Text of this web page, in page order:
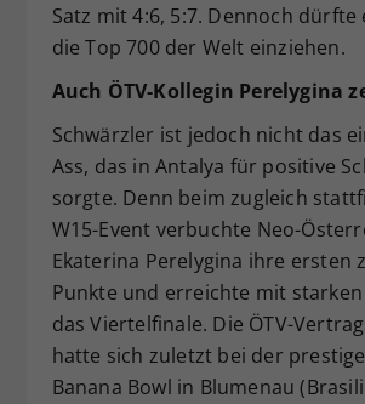
Satz mit 4:6, 5:7. Dennoch
die Top 700 der Welt einziehen.
Auch ÖTV-Kollegin Perelygina
Schwärzler ist jedoch nicht das
Ass, das in Antalya für positive
sorgte. Denn beim zugleich
W15-Event verbuchte Neo-
Ekaterina Perelygina ihre ersten
Punkte und erreichte mit
das Viertelfinale. Die ÖTV-
hatte sich zuletzt bei der
Banana Bowl in Blumenau